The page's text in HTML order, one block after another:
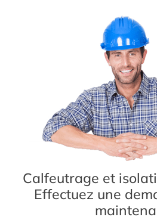
Calfeutrage et
Effectuez une